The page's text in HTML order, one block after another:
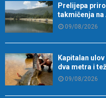
Prelijepa
takmičenja na
09/08/2026
Kapitalan
dva metra i
09/08/2026